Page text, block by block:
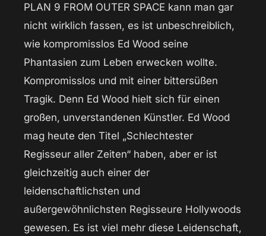
PLAN 9 FROM OUTER SPACE kann man gar
nicht wirklich fassen, es ist unbeschreiblich,
wie kompromisslos Ed Wood seine
Phantasien zum Leben erwecken wollte.
Kompromisslos und mit einer bittersüßen
Tragik. Denn Ed Wood hielt sich für einen
großen, unverstandenen Künstler. Ed Wood
mag heute den Titel „Schlechtester
Regisseur aller Zeiten“ haben, aber er ist
gleichzeitig auch einer der
leidenschaftlichsten und
außergewöhnlichsten Regisseure Hollywoods
gewesen. Es ist viel mehr diese Leidenschaft,